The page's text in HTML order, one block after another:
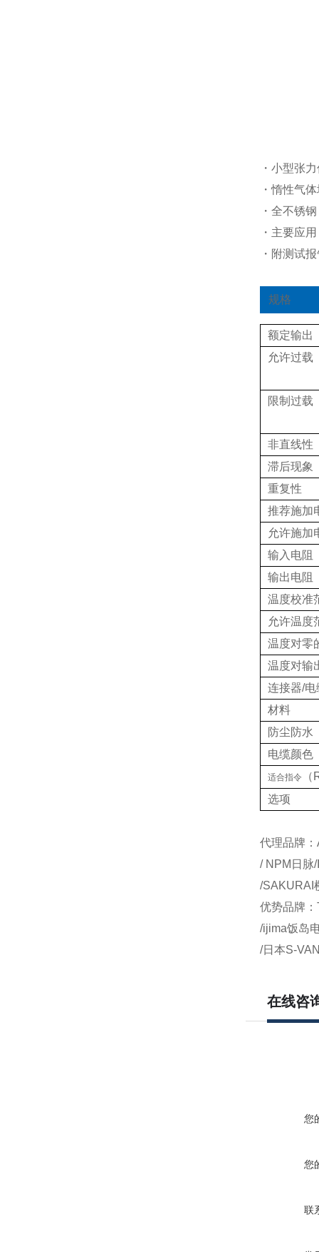
・小型张
・惰性气
・全不锈
・主要应
・附测试
规格
额定输出
允许过载
限制过载
非直线性
滞后现象
重复性
推荐施加
允许施加
输入电阻
输出电阻
温度校准
允许温度
温度对零
温度对输
连接器/电
材料
防尘防水
电缆颜色
适合指令
选项
代理品牌
/ NPM日脉
/SAKURAI
优势品牌
/ijima饭岛
/日本S-
在线咨
您
您
联